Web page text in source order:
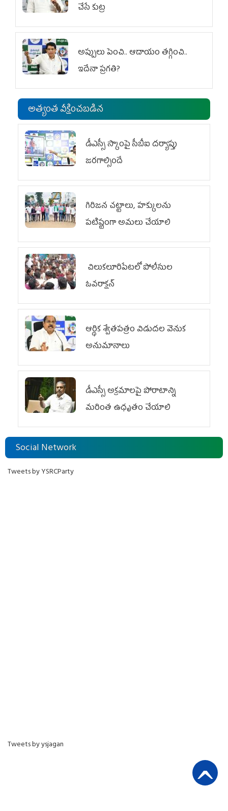
చేసే కుట్ర‌
అప్పులు పెంచి.. ఆదాయం తగ్గించి..
ఇదేనా ప్రగతి?
అత్యంత వీక్షించబడిన
డీఎస్సీ స్కాంపై సీబీఐ దర్యాప్తు
జరగాల్సిందే
గిరిజన చట్టాలు, హక్కులను
పటిష్టంగా అమలు చేయాలి
చిలుక‌లూరిపేట‌లో పోలీసుల
ఓవ‌రాక్ష‌న్‌
ఆర్థిక శ్వేతపత్రం విడుదల వెనుక
అనుమానాలు
డీఎస్సీ అక్రమాలపై పోరాటాన్ని
మరింత ఉధృతం చేయాలి
Social Network
Tweets by YSRCParty
Tweets by ysjagan